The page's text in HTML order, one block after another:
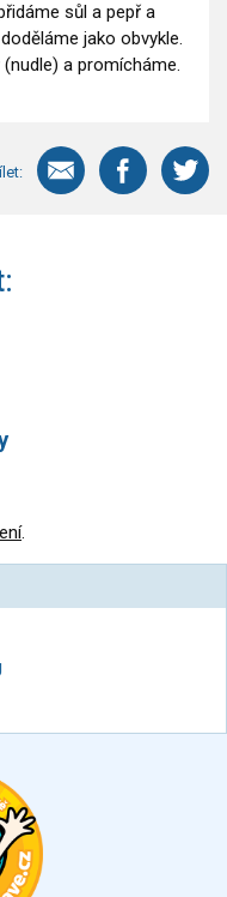
sůl a pepř a
jako obvykle.
a promícháme.
.